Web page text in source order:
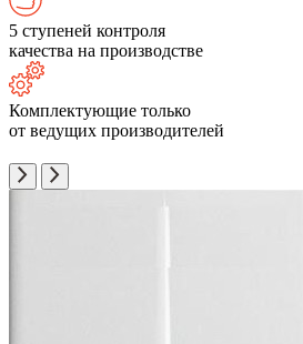
5 ступеней контроля
качества на производстве
Комплектующие только
от ведущих производителей